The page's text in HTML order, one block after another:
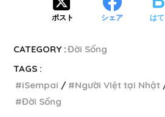
ポスト シェア は
CATEGORY :Đời Sống
TAGS :
iSempai
Người VIệt tại Nhật
Đời Sống